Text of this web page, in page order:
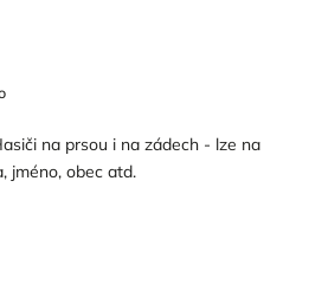
na prsou i na zádech - lze na
jméno, obec atd.